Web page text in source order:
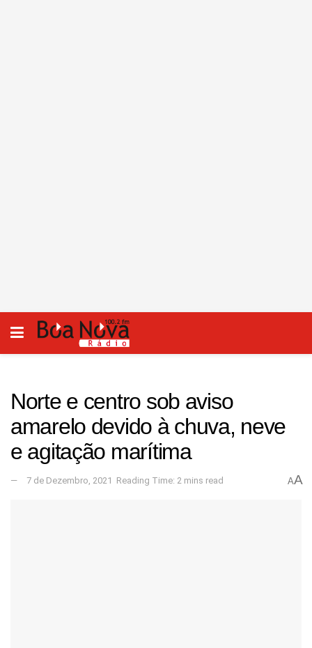
Norte e centro sob aviso
amarelo devido à chuva, neve
e agitação marítima
7 de Dezembro, 2021 Reading Time: 2 mins read AA